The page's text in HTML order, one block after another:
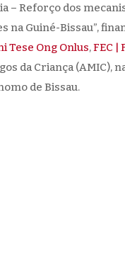
– Reforço dos
na Guiné-Bissau”,
Tese Ong Onlus,FEC |
da Criança (AMIC),
de Bissau.